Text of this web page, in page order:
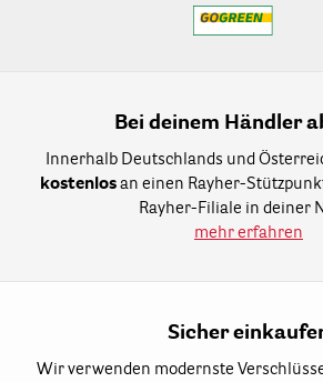
Bei deinem Händler
Innerhalb Deutschlands und
kostenlos an einen Rayher-
Rayher-Filiale in deiner
mehr erfahren
Sicher
Wir verwenden modernste